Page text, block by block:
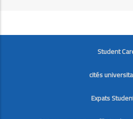
Student
cités
Expats